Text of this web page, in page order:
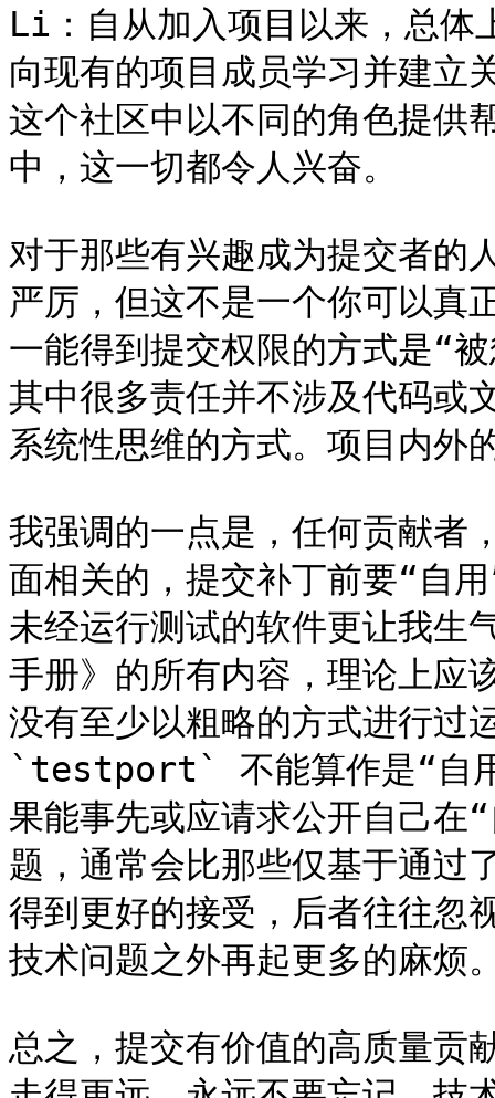
Li：自从加入项目以来，总体
向现有的项目成员学习并建立
这个社区中以不同的角色提供
中，这一切都令人兴奋。
对于那些有兴趣成为提交者的
严厉，但这不是一个你可以真
一能得到提交权限的方式是“
其中很多责任并不涉及代码或
系统性思维的方式。项目内外
我强调的一点是，任何贡献
面相关的，提交补丁前要“自
未经运行测试的软件更让我
手册》的所有内容，理论上应
没有至少以粗略的方式进行过
`testport` 不能算作是“自用
果能事先或应请求公开自己在
题，通常会比那些仅基于通
得到更好的接受，后者往往忽
技术问题之外再起更多的麻烦
总之，提交有价值的高质量贡